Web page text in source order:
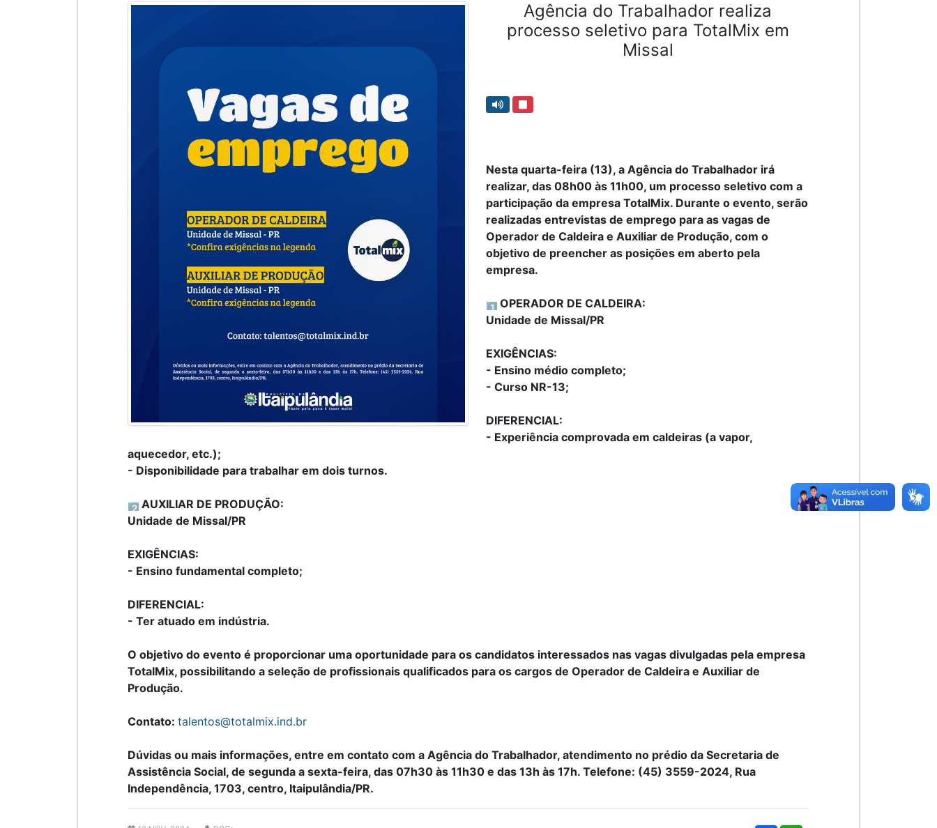
Agência do Trabalhador realiza
processo seletivo para TotalMix em
Missal
Nesta quarta-feira (13), a Agência do Trabalhador irá
realizar, das 08h00 às 11h00, um processo seletivo com a
participação da empresa TotalMix. Durante o evento, serão
realizadas entrevistas de emprego para as vagas de
Operador de Caldeira e Auxiliar de Produção, com o
objetivo de preencher as posições em aberto pela
empresa.
OPERADOR DE CALDEIRA:
Unidade de Missal/PR
EXIGÊNCIAS:
- Ensino médio completo;
- Curso NR-13;
DIFERENCIAL:
- Experiência comprovada em caldeiras (a vapor,
aquecedor, etc.);
- Disponibilidade para trabalhar em dois turnos.
AUXILIAR DE PRODUÇÃO:
Unidade de Missal/PR
EXIGÊNCIAS:
- Ensino fundamental completo;
DIFERENCIAL:
- Ter atuado em indústria.
O objetivo do evento é proporcionar uma oportunidade para os candidatos interessados nas vagas divulgadas pela empresa
TotalMix, possibilitando a seleção de profissionais qualificados para os cargos de Operador de Caldeira e Auxiliar de
Produção.
Contato: talentos@totalmix.ind.br
Dúvidas ou mais informações, entre em contato com a Agência do Trabalhador, atendimento no prédio da Secretaria de
Assistência Social, de segunda a sexta-feira, das 07h30 às 11h30 e das 13h às 17h. Telefone: (45) 3559-2024, Rua
Independência, 1703, centro, Itaipulândia/PR.